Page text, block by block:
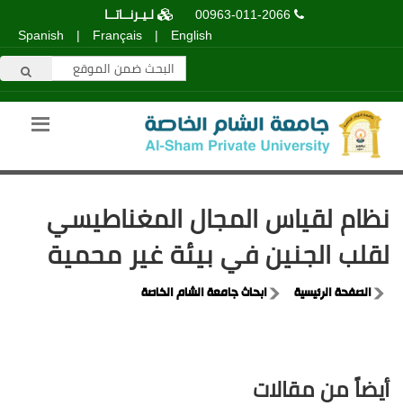
00963-011-2066
لـيـرنــاتــا
English
|
Français
|
Spanish
نظام لقياس المجال المغناطيسي
لقلب الجنين في بيئة غير محمية
الصفحة الرئيسية ابحاث جامعة الشام الخاصة
أيضاً من مقالات